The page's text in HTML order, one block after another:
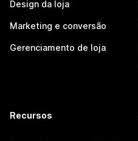
Design da loja
Marketing e conversão
Gerenciamento de loja
Recursos